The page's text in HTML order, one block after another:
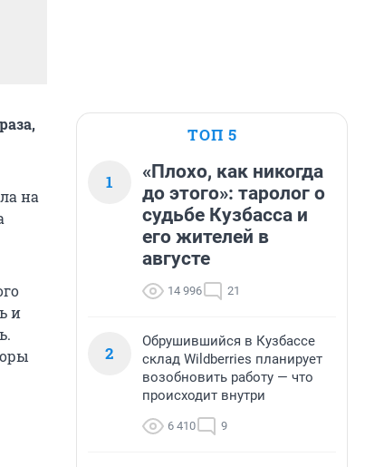
на
и
ТОП 5
1
«Плохо, как никогда
до этого»: таролог о
судьбе Кузбасса и
его жителей в
августе
14 996 21
2
Обрушившийся в Кузбассе
склад Wildberries планирует
возобновить работу — что
происходит внутри
6 410 9